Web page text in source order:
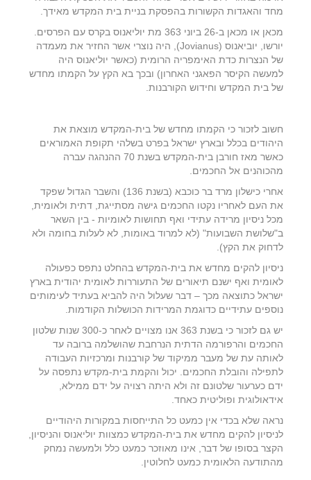
מחד והאגדות הקשורות בהפסקת בניית בית המקדש מאידך.
מכאן או מכאן ב-26 ביוני 363 מת יוליאנוס בקרס עם הפרסים.
יורשו, יוביאנוס (Jovianus), היה נוצרי אשר החזיר את מעמדה
של הנצרות כדת האימפריה הרומית (כאשר יוליאנוס היה
למעשה הקיסר הפאגני האחרון) ובכך בא הקץ על הקמתו מחדש
של בית המקדש וחידוש הקורבנות.
חשוב לזכור כי הקמתו מחדש של בית-המקדש מוצאת את
היהודים בכלל ובארץ ישראל בפרט בשלהי תקופת האמוראים
כאשר מאז חורבן בית-המקדש בשנת 70 ההנהגה עברה
מהכוהנים אל החכמים.
אחרי כישלון מרד בר כוכבא (בשנת 136) והשבר הגדול שפקד
את העם לאחריו נקטו החכמים גישה מסתייגת, דתית ולאומית,
מכל ניסיון מרידה עתידי ואף תחושות לאומיות - בין השאר
ב"שלושת השבועות" (לא למרוד באומות, לא לעלות בחומה ולא
לדחוק את הקץ).
ניסיון להקים מחדש את בית-המקדש בהחלט נתפס כפעולה
לאומית ואף ישנם תיאורים של התעוררות לאומית יהודית בארץ
ישראל כתוצאה מכך – דבר שעלול היה להביא בעתיד לעימותים
נוספים עתידיים כדוגמת המרידות הכושלות הקודמות.
יש גם לזכור כי בשנת 363 אנו מצויים לאחר כ-300 שנות שלטון
החכמים והרפורמה הדתית הנרחבת שהושלמה ברובה עד
לאותה עת של מעבר ממיקוד של קורבנות ומרכזיות העבודה
לתפילה והובלת החכמים. יכול והקמת בית-מקדש נתפסה על
ידם כערעור שלטונם זה ולא היתה רצויה על ידם ממילא,
אידאולוגית ופוליטית כאחד.
נראה שלא בכדי אין כמעט כל התייחסות במקורות היהודיים
לניסיון להקים מחדש את בית-המקדש כמצוות יוליאנוס והניסיון,
הקצר בסופו של דבר, אינו מאוזכר כמעט כלל ולמעשה נמחק
מהתודעה הלאומית כמעט לחלוטין.